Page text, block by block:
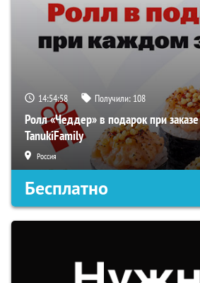
14:54:58 Получили: 108
Ролл «Чеддер» в подарок при
TanukiFamily
Россия
Бесплатно